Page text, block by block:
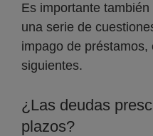
Es importante
una serie de
impago de
siguientes.
¿Las deudas
plazos?